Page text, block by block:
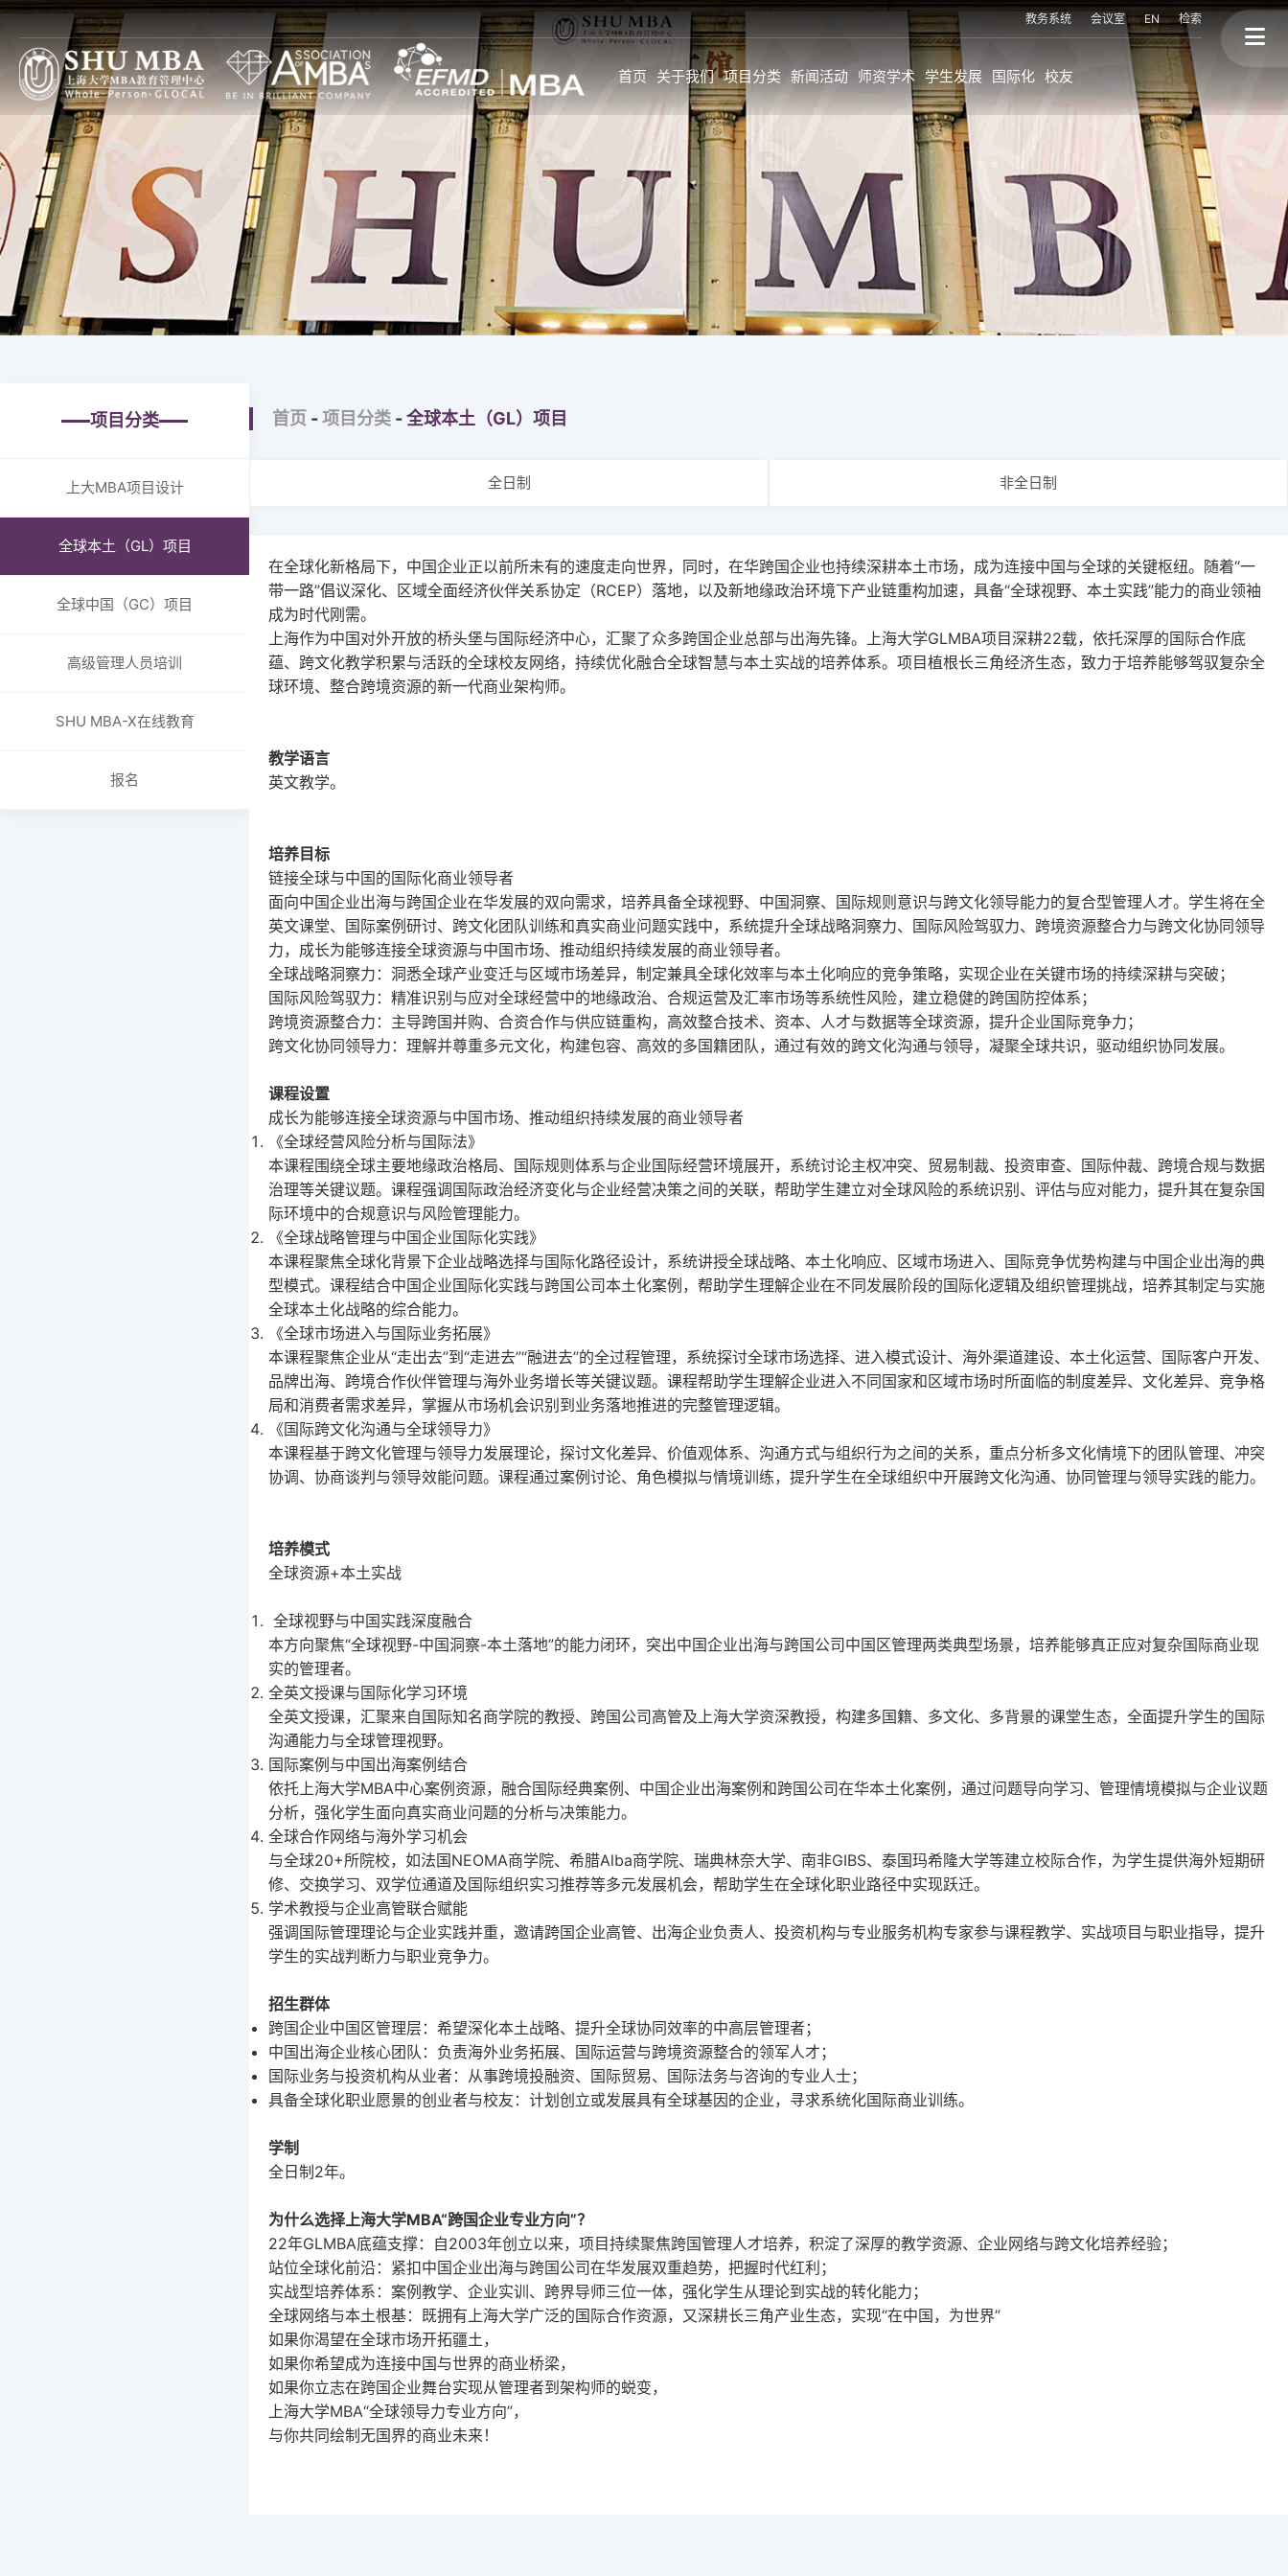
教务系统 会议室 EN 检索
首页 关于我们 项目分类 新闻活动 师资学术 学生发展 国际化 校友
项目特色
上大MBA一览
上大MBA模式
SHUMBA教与学
主任寄语
大事记
治理构架
成绩与奖状
国际成绩
国内成绩
卓越教学奖项
上大MBA校企合作
全球合作组织与商业
上大MBA项目设计
全球本土（GL）项目
全日制
非全日制
全球中国（GC）项目
全日制
SHU MBA-X在线教育
焦点新闻
通知公告
论坛活动
图片新闻
SHU MBA 师资情况一
览
GL师资
校内全职师资
特约前沿师资
学生故事与感言
学生全面发展旅程
学生背景
个人发展
职业发展
上大MBA的国际化
海外持续进修学位
海外交换生项目
联盟高校海外访学
国际讲座&论坛
校友故事
终身学习
校友会与校友活动
校友背景
三个捐赠
项目分类
上大MBA项目设计
全球本土（GL）项目
全球中国（GC）项目
高级管理人员培训
SHU MBA-X在线教育
报名
首页 -项目分类 -全球本土（GL）项目
全日制 非全日制
在全球化新格局下，中国企业正以前所未有的速度走向世界，同时，在华跨国企业也持续深耕本土市场，成为连接中国与全球的关键枢纽。随着“一
带一路”倡议深化、区域全面经济伙伴关系协定（RCEP）落地，以及新地缘政治环境下产业链重构加速，具备“全球视野、本土实践”能力的商业领袖
成为时代刚需。
上海作为中国对外开放的桥头堡与国际经济中心，汇聚了众多跨国企业总部与出海先锋。上海大学GLMBA项目深耕22载，依托深厚的国际合作底
蕴、跨文化教学积累与活跃的全球校友网络，持续优化融合全球智慧与本土实战的培养体系。项目植根长三角经济生态，致力于培养能够驾驭复杂全
球环境、整合跨境资源的新一代商业架构师。
教学语言
英文教学。
培养目标
链接全球与中国的国际化商业领导者
面向中国企业出海与跨国企业在华发展的双向需求，培养具备全球视野、中国洞察、国际规则意识与跨文化领导能力的复合型管理人才。学生将在全
英文课堂、国际案例研讨、跨文化团队训练和真实商业问题实践中，系统提升全球战略洞察力、国际风险驾驭力、跨境资源整合力与跨文化协同领导
力，成长为能够连接全球资源与中国市场、推动组织持续发展的商业领导者。
全球战略洞察力：洞悉全球产业变迁与区域市场差异，制定兼具全球化效率与本土化响应的竞争策略，实现企业在关键市场的持续深耕与突破；
国际风险驾驭力：精准识别与应对全球经营中的地缘政治、合规运营及汇率市场等系统性风险，建立稳健的跨国防控体系；
跨境资源整合力：主导跨国并购、合资合作与供应链重构，高效整合技术、资本、人才与数据等全球资源，提升企业国际竞争力；
跨文化协同领导力：理解并尊重多元文化，构建包容、高效的多国籍团队，通过有效的跨文化沟通与领导，凝聚全球共识，驱动组织协同发展。
课程设置
成长为能够连接全球资源与中国市场、推动组织持续发展的商业领导者
《全球经营风险分析与国际法》
本课程围绕全球主要地缘政治格局、国际规则体系与企业国际经营环境展开，系统讨论主权冲突、贸易制裁、投资审查、国际仲裁、跨境合规与数据
治理等关键议题。课程强调国际政治经济变化与企业经营决策之间的关联，帮助学生建立对全球风险的系统识别、评估与应对能力，提升其在复杂国
际环境中的合规意识与风险管理能力。
《全球战略管理与中国企业国际化实践》
本课程聚焦全球化背景下企业战略选择与国际化路径设计，系统讲授全球战略、本土化响应、区域市场进入、国际竞争优势构建与中国企业出海的典
型模式。课程结合中国企业国际化实践与跨国公司本土化案例，帮助学生理解企业在不同发展阶段的国际化逻辑及组织管理挑战，培养其制定与实施
全球本土化战略的综合能力。
《全球市场进入与国际业务拓展》
本课程聚焦企业从“走出去”到 “走进去”“融进去”的全过程管理，系统探讨全球市场选择、进入模式设计、海外渠道建设、本土化运营、国际客户开发、
品牌出海、跨境合作伙伴管理与海外业务增长等关键议题。课程帮助学生理解企业进入不同国家和区域市场时所面临的制度差异、文化差异、竞争格
局和消费者需求差异，掌握从市场机会识别到业务落地推进的完整管理逻辑。
《国际跨文化沟通与全球领导力》
本课程基于跨文化管理与领导力发展理论，探讨文化差异、价值观体系、沟通方式与组织行为之间的关系，重点分析多文化情境下的团队管理、冲突
协调、协商谈判与领导效能问题。课程通过案例讨论、角色模拟与情境训练，提升学生在全球组织中开展跨文化沟通、协同管理与领导实践的能力。
培养模式
全球资源+本土实战
全球视野与中国实践深度融合
本方向聚焦“全球视野-中国洞察-本土落地”的能力闭环，突出中国企业出海与跨国公司中国区管理两类典型场景，培养能够真正应对复杂国际商业现
实的管理者。
全英文授课与国际化学习环境
全英文授课，汇聚来自国际知名商学院的教授、跨国公司高管及上海大学资深教授，构建多国籍、多文化、多背景的课堂生态，全面提升学生的国际
沟通能力与全球管理视野。
国际案例与中国出海案例结合
依托上海大学MBA中心案例资源，融合国际经典案例、中国企业出海案例和跨国公司在华本土化案例，通过问题导向学习、管理情境模拟与企业议题
分析，强化学生面向真实商业问题的分析与决策能力。
全球合作网络与海外学习机会
与全球20+所院校，如法国NEOMA商学院、希腊Alba商学院、瑞典林奈大学、南非GIBS、泰国玛希隆大学等建立校际合作，为学生提供海外短期研
修、交换学习、双学位通道及国际组织实习推荐等多元发展机会，帮助学生在全球化职业路径中实现跃迁。
学术教授与企业高管联合赋能
强调国际管理理论与企业实践并重，邀请跨国企业高管、出海企业负责人、投资机构与专业服务机构专家参与课程教学、实战项目与职业指导，提升
学生的实战判断力与职业竞争力。
招生群体
跨国企业中国区管理层：希望深化本土战略、提升全球协同效率的中高层管理者；
中国出海企业核心团队：负责海外业务拓展、国际运营与跨境资源整合的领军人才；
国际业务与投资机构从业者：从事跨境投融资、国际贸易、国际法务与咨询的专业人士；
具备全球化职业愿景的创业者与校友：计划创立或发展具有全球基因的企业，寻求系统化国际商业训练。
学制
全日制2年。
为什么选择上海大学MBA“跨国企业专业方向”？
22年GLMBA底蕴支撑：自2003年创立以来，项目持续聚焦跨国管理人才培养，积淀了深厚的教学资源、企业网络与跨文化培养经验；
站位全球化前沿：紧扣中国企业出海与跨国公司在华发展双重趋势，把握时代红利；
实战型培养体系：案例教学、企业实训、跨界导师三位一体，强化学生从理论到实战的转化能力；
全球网络与本土根基：既拥有上海大学广泛的国际合作资源，又深耕长三角产业生态，实现“在中国，为世界”
如果你渴望在全球市场开拓疆土，
如果你希望成为连接中国与世界的商业桥梁，
如果你立志在跨国企业舞台实现从管理者到架构师的蜕变，
上海大学MBA“全球领导力专业方向”，
与你共同绘制无国界的商业未来！